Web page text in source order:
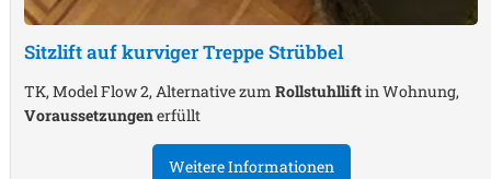
Sitzlift auf kurviger TreppeStrübbel
TK, Model Flow 2, Alternative zum Rollstuhlliftin Wohnung,
Voraussetzungenerfüllt
Weitere Informationen